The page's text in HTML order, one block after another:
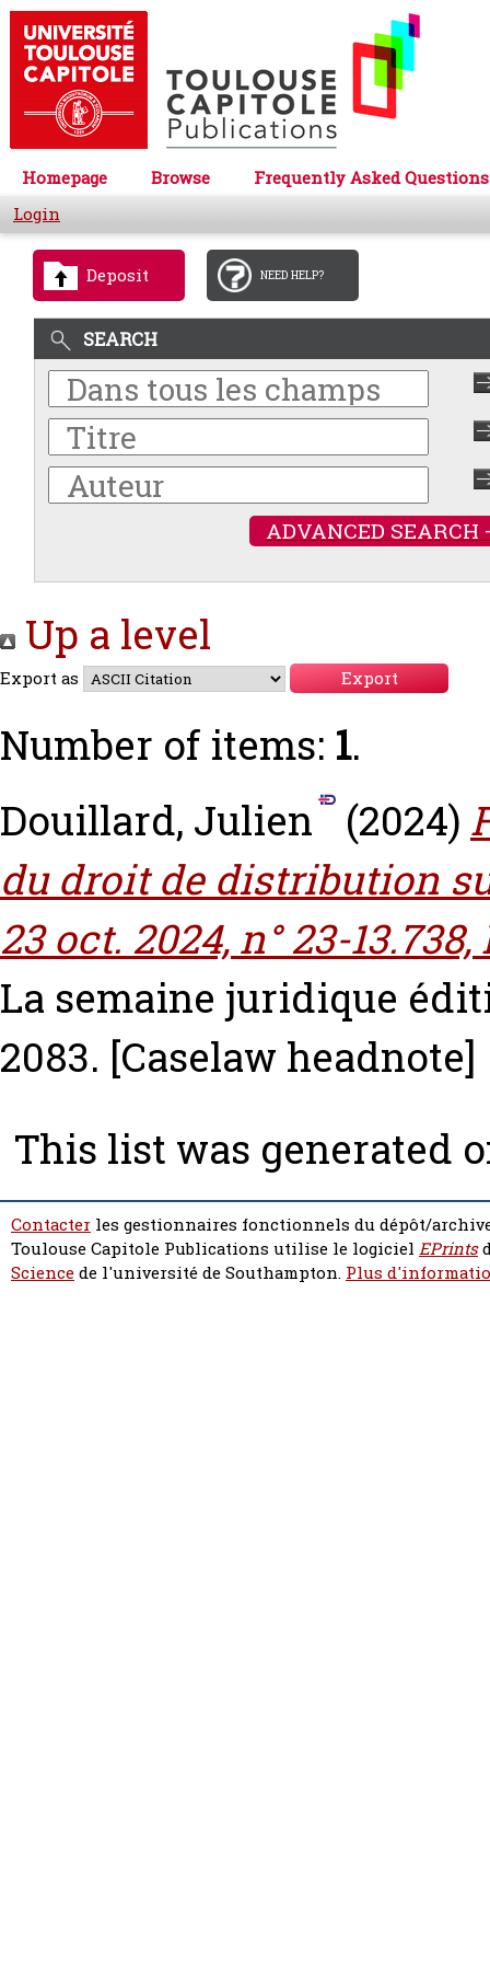
Homepage Browse
Frequently Asked Questions
Login
Deposit NEED HELP?
SEARCH
ADVANCED SEARCH
Up a level
Export as
Number of items: 1.
Douillard, Julien
(2024)
du droit de distribution
23 oct. 2024, n° 23-
La semaine juridique
2083. [Caselaw headnote]
This list was generated
Contacter les gestionnaires fonctionnels du dépôt/
Toulouse Capitole Publications utilise le logiciel EPrints
Sciencede l'université de Southampton. Plus